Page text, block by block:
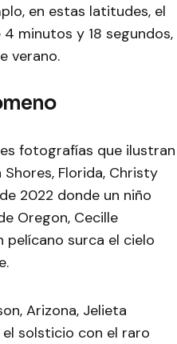
en estas latitudes, el
minutos y 18 segundos,
verano.
fotografías que ilustran
Florida, Christy
2022 donde un niño
Oregon, Cecille
surca el cielo
Arizona, Jelieta
solsticio con el raro